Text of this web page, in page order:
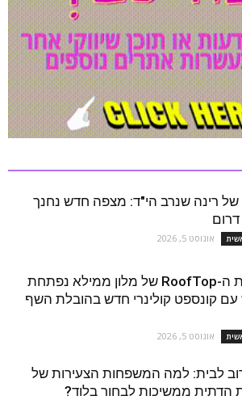
של רינה שנרב הי"ד: מצפה חדש נחנך
אוגוסט 5, 2026
מסעדת ה-RoofTop של מלון ממילא נפתחת
קונספט קולינרי חדש בהובלת השף
אוגוסט 5, 2026
לבית: למה המשפחות הצעירות של
הדתית ממשיכות לבחור בלוד?